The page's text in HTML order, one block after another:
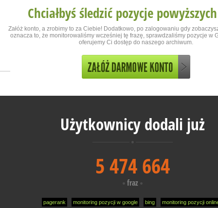
Chciałbyś śledzić pozycje
Załóż konto, a zrobimy to za Ciebie! Dodatkowo, po zalogowaniu gdy
oznacza to, że monitorowaliśmy wcześniej tę frazę, sprawdzaliśmy pozycje w
oferujemy Ci dostęp do naszego archiwum.
Użytkownicy dodali już
5 474 664
fraz
pagerank monitoring pozycji w google bing
monitoring pozycji